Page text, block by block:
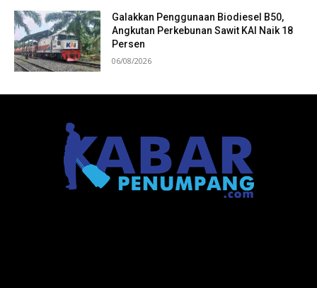
Galakkan Penggunaan Biodiesel B50,
Angkutan Perkebunan Sawit KAI Naik 18
Persen
06/08/2026